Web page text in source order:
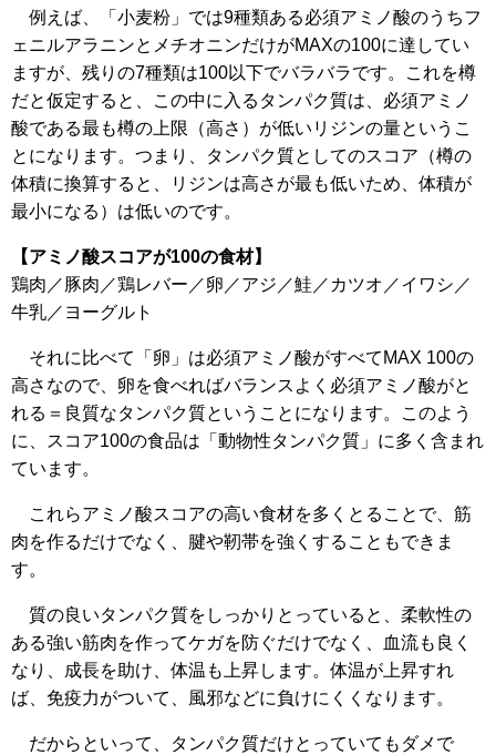
例えば、「小麦粉」では9種類ある必須アミノ酸のうちフ
ェニルアラニンとメチオニンだけがMAXの100に達してい
ますが、残りの7種類は100以下でバラバラです。これを樽
だと仮定すると、この中に入るタンパク質は、必須アミノ
酸である最も樽の上限（高さ）が低いリジンの量というこ
とになります。つまり、タンパク質としてのスコア（樽の
体積に換算すると、リジンは高さが最も低いため、体積が
最小になる）は低いのです。
【アミノ酸スコアが100の食材】
鶏肉／豚肉／鶏レバー／卵／アジ／鮭／カツオ／イワシ／
牛乳／ヨーグルト
それに比べて「卵」は必須アミノ酸がすべてMAX 100の
高さなので、卵を食べればバランスよく必須アミノ酸がと
れる＝良質なタンパク質ということになります。このよう
に、スコア100の食品は「動物性タンパク質」に多く含まれ
ています。
これらアミノ酸スコアの高い食材を多くとることで、筋
肉を作るだけでなく、腱や靭帯を強くすることもできま
す。
質の良いタンパク質をしっかりとっていると、柔軟性の
ある強い筋肉を作ってケガを防ぐだけでなく、血流も良く
なり、成長を助け、体温も上昇します。体温が上昇すれ
ば、免疫力がついて、風邪などに負けにくくなります。
だからといって、タンパク質だけとっていてもダメで